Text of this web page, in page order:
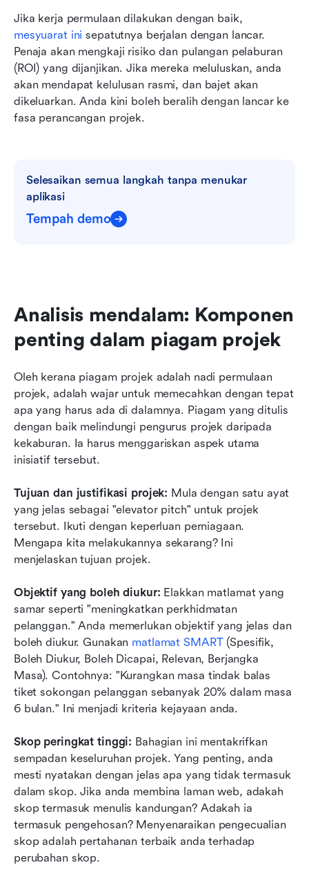
mesyuarat ini sepatutnya berjalan dengan lancar.
Penaja akan mengkaji risiko dan pulangan pelaburan
(ROI) yang dijanjikan. Jika mereka meluluskan, anda
akan mendapat kelulusan rasmi, dan bajet akan
dikeluarkan. Anda kini boleh beralih dengan lancar ke
fasa perancangan projek.
Selesaikan semua langkah tanpa menukar
aplikasi
Tempah demo
Analisis mendalam: Komponen
penting dalam piagam projek
Oleh kerana piagam projek adalah nadi permulaan
projek, adalah wajar untuk memecahkan dengan tepat
apa yang harus ada di dalamnya. Piagam yang ditulis
dengan baik melindungi pengurus projek daripada
kekaburan. Ia harus menggariskan aspek utama
inisiatif tersebut.
Tujuan dan justifikasi projek: Mula dengan satu ayat
yang jelas sebagai "elevator pitch" untuk projek
tersebut. Ikuti dengan keperluan perniagaan.
Mengapa kita melakukannya sekarang? Ini
menjelaskan tujuan projek.
Objektif yang boleh diukur: Elakkan matlamat yang
samar seperti "meningkatkan perkhidmatan
pelanggan." Anda memerlukan objektif yang jelas dan
boleh diukur. Gunakan matlamat SMART (Spesifik,
Boleh Diukur, Boleh Dicapai, Relevan, Berjangka
Masa). Contohnya: "Kurangkan masa tindak balas
tiket sokongan pelanggan sebanyak 20% dalam masa
6 bulan." Ini menjadi kriteria kejayaan anda.
Skop peringkat tinggi: Bahagian ini mentakrifkan
sempadan keseluruhan projek. Yang penting, anda
mesti nyatakan dengan jelas apa yang tidak termasuk
dalam skop. Jika anda membina laman web, adakah
skop termasuk menulis kandungan? Adakah ia
termasuk pengehosan? Menyenaraikan pengecualian
skop adalah pertahanan terbaik anda terhadap
perubahan skop.